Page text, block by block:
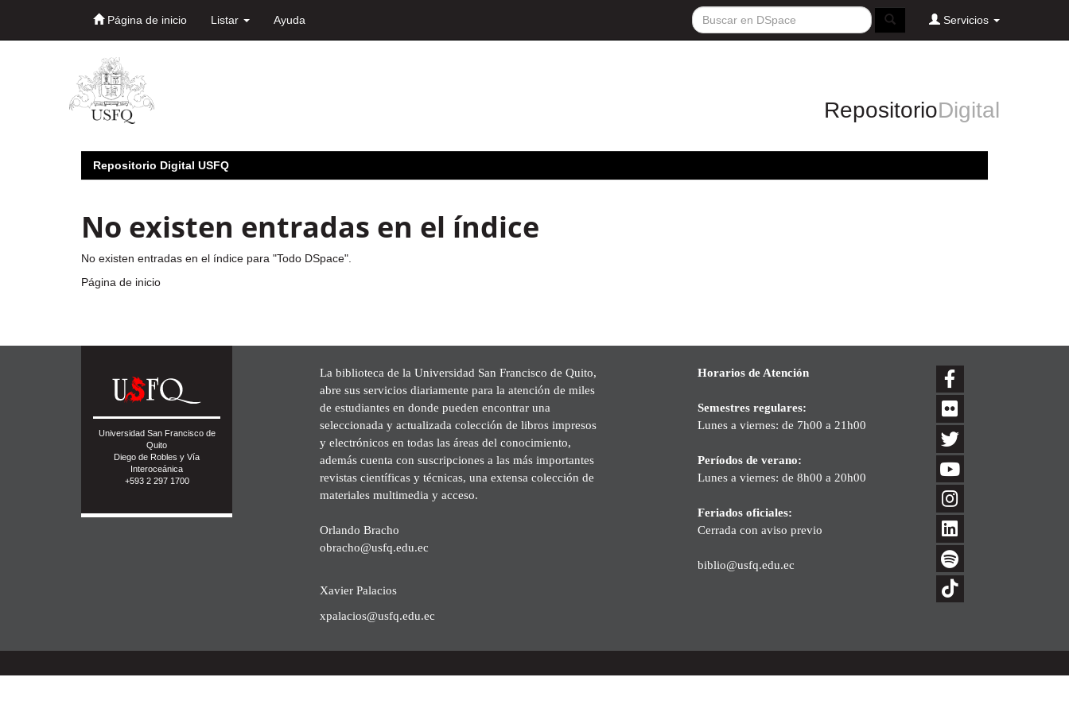
Página de inicio Listar Ayuda Servicios
RepositorioDigital
Repositorio Digital USFQ
No existen entradas en el índice
No existen entradas en el índice para "Todo DSpace".
Página de inicio
Universidad San Francisco de
Quito
Diego de Robles y Vía
Interoceánica
+593 2 297 1700
La biblioteca de la Universidad San Francisco de Quito,
abre sus servicios diariamente para la atención de miles
de estudiantes en donde pueden encontrar una
seleccionada y actualizada colección de libros impresos
y electrónicos en todas las áreas del conocimiento,
además cuenta con suscripciones a las más importantes
revistas científicas y técnicas, una extensa colección de
materiales multimedia y acceso.
Orlando Bracho
obracho@usfq.edu.ec
Xavier Palacios
xpalacios@usfq.edu.ec
Horarios de Atención
Semestres regulares:
Lunes a viernes: de 7h00 a 21h00
Períodos de verano:
Lunes a viernes: de 8h00 a 20h00
Feriados oficiales:
Cerrada con aviso previo
biblio@usfq.edu.ec